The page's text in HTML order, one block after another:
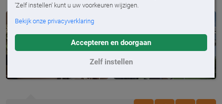
'Zelf instellen' kunt u uw voorkeuren wijzigen.
Bekijk onze privacyverklaring
Accepteren en doorgaan
Zelf instellen